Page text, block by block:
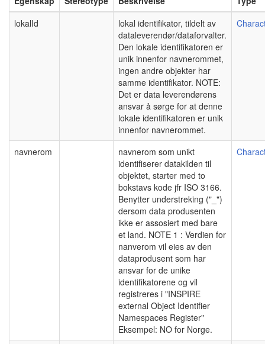
lokalId
lokal identifikator, tildelt av
dataleverendør/dataforvalter.
Den lokale identifikatoren er
unik innenfor navnerommet,
ingen andre objekter har
samme identifikator. NOTE:
Det er data leverendørens
ansvar å sørge for at denne
lokale identifikatoren er unik
innenfor navnerommet.
navnerom
navnerom som unikt
identifiserer datakilden til
objektet, starter med to
bokstavs kode jfr ISO 3166.
Benytter understreking ("_")
dersom data produsenten
ikke er assosiert med bare
et land. NOTE 1 : Verdien for
nanverom vil eies av den
dataprodusent som har
ansvar for de unike
identifikatorene og vil
registreres i "INSPIRE
external Object Identifier
Namespaces Register"
Eksempel: NO for Norge.